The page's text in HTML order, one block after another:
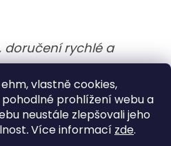
vlastně cookies,
prohlížení webu a
neustále zlepšovali jeho
.Více informací zde.
doručení rychlé a
krásné, ale i kvalitně
prostě boží. Opravdu